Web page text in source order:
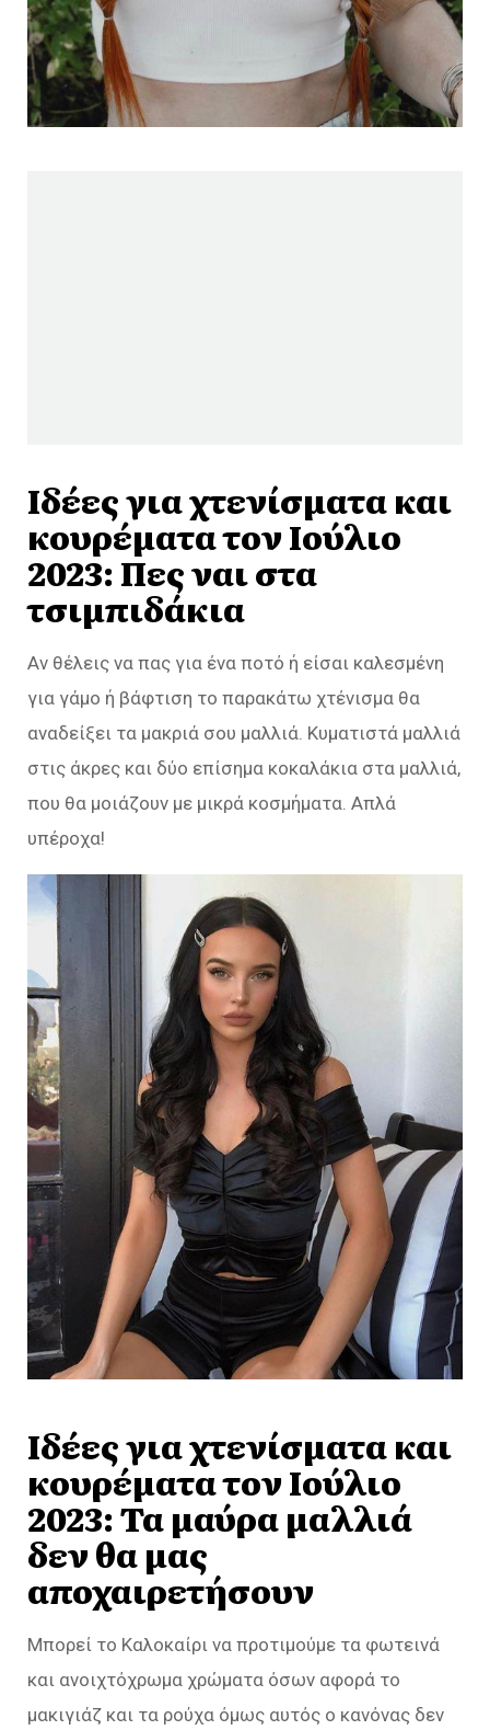
Ιδέες για χτενίσματα και
κουρέματα τον Ιούλιο
2023: Πες ναι στα
τσιμπιδάκια
Αν θέλεις να πας για ένα ποτό ή είσαι καλεσμένη
για γάμο ή βάφτιση το παρακάτω χτένισμα θα
αναδείξει τα μακριά σου μαλλιά. Κυματιστά μαλλιά
στις άκρες και δύο επίσημα κοκαλάκια στα μαλλιά,
που θα μοιάζουν με μικρά κοσμήματα. Απλά
υπέροχα!
Ιδέες για χτενίσματα και
κουρέματα τον Ιούλιο
2023: Τα μαύρα μαλλιά
δεν θα μας
αποχαιρετήσουν
Μπορεί το Καλοκαίρι να προτιμούμε τα φωτεινά
και ανοιχτόχρωμα χρώματα όσων αφορά το
μακιγιάζ και τα ρούχα όμως αυτός ο κανόνας δεν